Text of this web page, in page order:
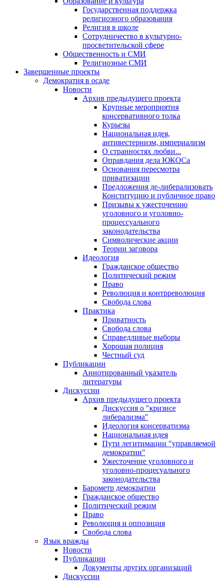
Государственная поддержка
религиозного образования
Религия в школе
Сотрудничество в культурно-
просветительской сфере
Общественность и СМИ
Религиозные СМИ
Завершенные проекты
Демократия в осаде
Новости
Архив предыдущего проекта
Крупные мероприятия
консервативного толка
Курьезы
Национальная идея,
антивестернизм, империализм
О странностях любви...
Оправдания дела ЮКОСа
Основания пересмотра
приватизации
Предложения де-либерализовать
Конституцию и публичное право
Призывы к ужесточению
уголовного и уголовно-
процессуального
законодательства
Символические акции
Теории заговора
Идеология
Гражданское общество
Политический режим
Право
Революция и контрреволюция
Свобода слова
Практика
Приватность
Свобода слова
Справедливые выборы
Хорошая полиция
Честный суд
Публикации
Аннотированный указатель
литературы
Дискуссии
Архив предыдущего проекта
Дискуссия о "кризисе
либерализма"
Идеология консерватизма
Национальная идея
Пути легитимации "управляемой
демократии"
Ужесточение уголовного и
уголовно-процесуального
законодательства
Барометр демократии
Гражданское общество
Политический режим
Право
Революция и оппозиция
Свобода слова
Язык вражды
Новости
Публикации
Документы других организаций
Дискуссии